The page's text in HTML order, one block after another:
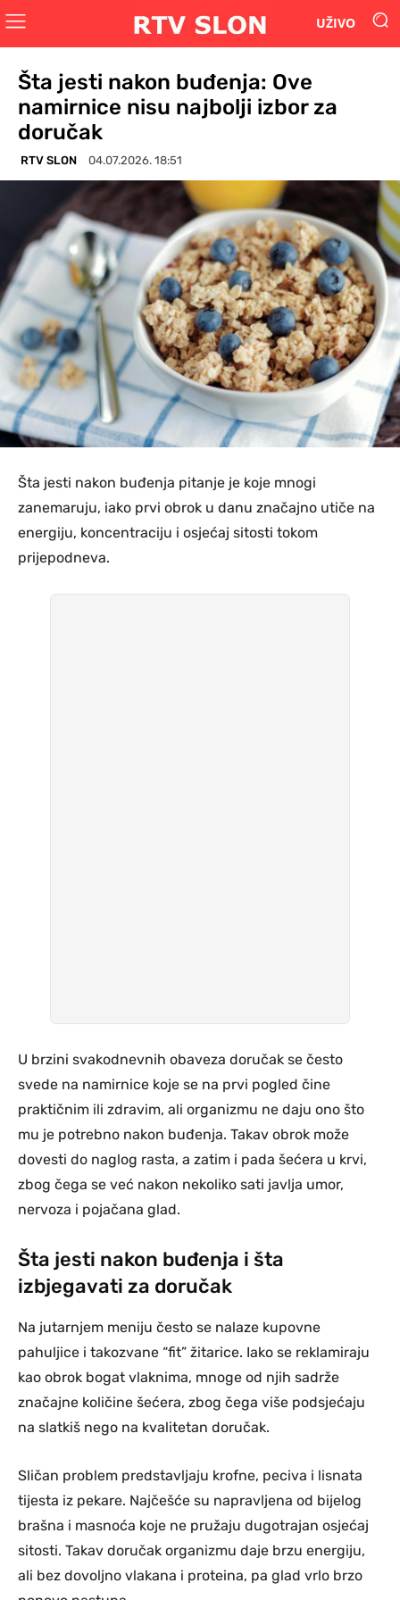
UŽIVO
Šta jesti nakon buđenja: Ove
namirnice nisu najbolji izbor za
doručak
RTV SLON 04.07.2026. 18:51
Šta jesti nakon buđenja pitanje je koje mnogi
zanemaruju, iako prvi obrok u danu značajno utiče na
energiju, koncentraciju i osjećaj sitosti tokom
prijepodneva.
U brzini svakodnevnih obaveza doručak se često
svede na namirnice koje se na prvi pogled čine
praktičnim ili zdravim, ali organizmu ne daju ono što
mu je potrebno nakon buđenja. Takav obrok može
dovesti do naglog rasta, a zatim i pada šećera u krvi,
zbog čega se već nakon nekoliko sati javlja umor,
nervoza i pojačana glad.
Šta jesti nakon buđenja i šta
izbjegavati za doručak
Na jutarnjem meniju često se nalaze kupovne
pahuljice i takozvane “fit” žitarice. Iako se reklamiraju
kao obrok bogat vlaknima, mnoge od njih sadrže
značajne količine šećera, zbog čega više podsjećaju
na slatkiš nego na kvalitetan doručak.
Sličan problem predstavljaju krofne, peciva i lisnata
tijesta iz pekare. Najčešće su napravljena od bijelog
brašna i masnoća koje ne pružaju dugotrajan osjećaj
sitosti. Takav doručak organizmu daje brzu energiju,
ali bez dovoljno vlakana i proteina, pa glad vrlo brzo